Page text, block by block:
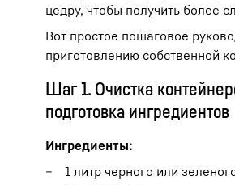
цедру, чтобы получить более
Вот простое пошаговое
приготовлению собственной
Шаг 1. Очистка
подготовка ингредиентов
Ингредиенты:
1 литр черного или